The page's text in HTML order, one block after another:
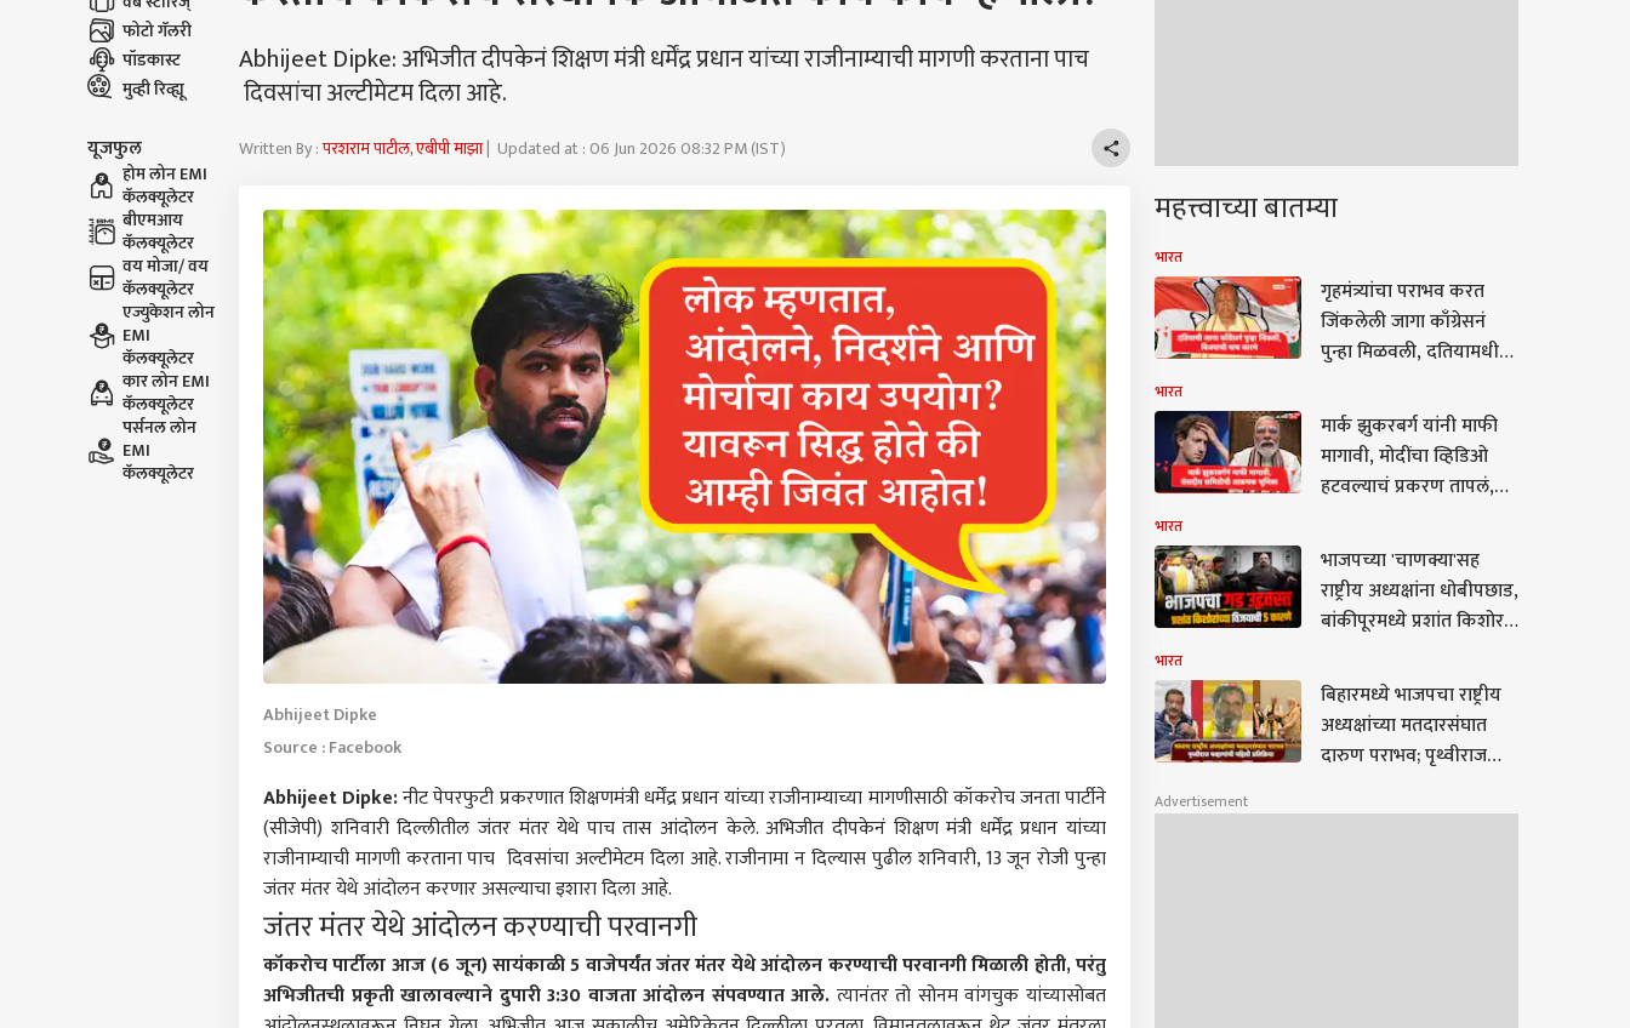
फोटो गॅलरी
पॉडकास्ट
मुव्ही रिव्ह्यू
यूजफुल
होम लोन EMI
कॅलक्यूलेटर
बीएमआय
कॅलक्यूलेटर
वय मोजा/ वय
कॅलक्यूलेटर
एज्युकेशन लोन
EMI
कॅलक्यूलेटर
कार लोन EMI
कॅलक्यूलेटर
पर्सनल लोन
EMI
कॅलक्यूलेटर
Abhijeet Dipke: अभिजीत दीपकेनं शिक्षण मंत्री धर्मेंद्र प्रधान यांच्या राजीनाम्याची मागणी करताना पाच
दिवसांचा अल्टीमेटम दिला आहे.
Written By :परशराम पाटील, एबीपी माझा| Updated at : 06 Jun 2026 08:32 PM (IST)
Abhijeet Dipke
Source : Facebook
Abhijeet Dipke:नीट पेपरफुटी प्रकरणात शिक्षणमंत्री धर्मेंद्र प्रधान यांच्या राजीनाम्याच्या मागणीसाठी कॉकरोच जनता पार्टीने
(सीजेपी) शनिवारी दिल्लीतील जंतर मंतर येथे पाच तास आंदोलन केले. अभिजीत दीपकेनं शिक्षण मंत्री धर्मेंद्र प्रधान यांच्या
राजीनाम्याची मागणी करताना पाच दिवसांचा अल्टीमेटम दिला आहे. राजीनामा न दिल्यास पुढील शनिवारी, 13 जून रोजी पुन्हा
जंतर मंतर येथे आंदोलन करणार असल्याचा इशारा दिला आहे.
जंतर मंतर येथे आंदोलन करण्याची परवानगी
कॉकरोच पार्टीला आज (6 जून) सायंकाळी 5 वाजेपर्यंत जंतर मंतर येथे आंदोलन करण्याची परवानगी मिळाली होती, परंतु
अभिजीतची प्रकृती खालावल्याने दुपारी 3:30 वाजता आंदोलन संपवण्यात आले. त्यानंतर तो सोनम वांगचुक यांच्यासोबत
महत्त्वाच्या बातम्या
भारत
गृहमंत्र्यांचा पराभव करत
जिंकलेली जागा काँग्रेसनं
पुन्हा मिळवली, दतियामधील
कारणं
भारत
मार्क झुकरबर्ग यांनी माफी
मागावी, मोदींचा व्हिडिओ
हटवल्याचं प्रकरण तापलं,
भारत
भाजपच्या 'चाणक्या'सह
राष्ट्रीय अध्यक्षांना धोबीपछाड,
बांकीपूरमध्ये प्रशांत किशोर
भारत
बिहारमध्ये भाजपचा राष्ट्रीय
अध्यक्षांच्या मतदारसंघात
दारुण पराभव; पृथ्वीराज
राज'कारण', पहिली
Advertisement